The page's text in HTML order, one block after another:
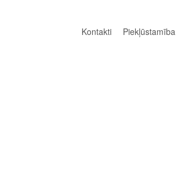
Kontakti Piekļūstamība